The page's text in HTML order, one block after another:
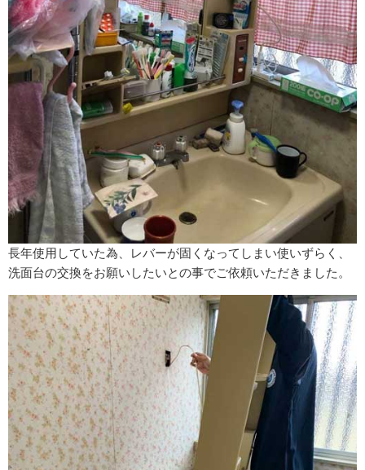
長年使用していた為、レバーが固くなってしまい使いずらく、
洗面台の交換をお願いしたいとの事でご依頼いただきました。